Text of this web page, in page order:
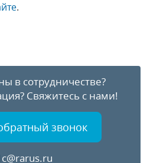
.
в сотрудничестве?
Свяжитесь с нами!
звонок